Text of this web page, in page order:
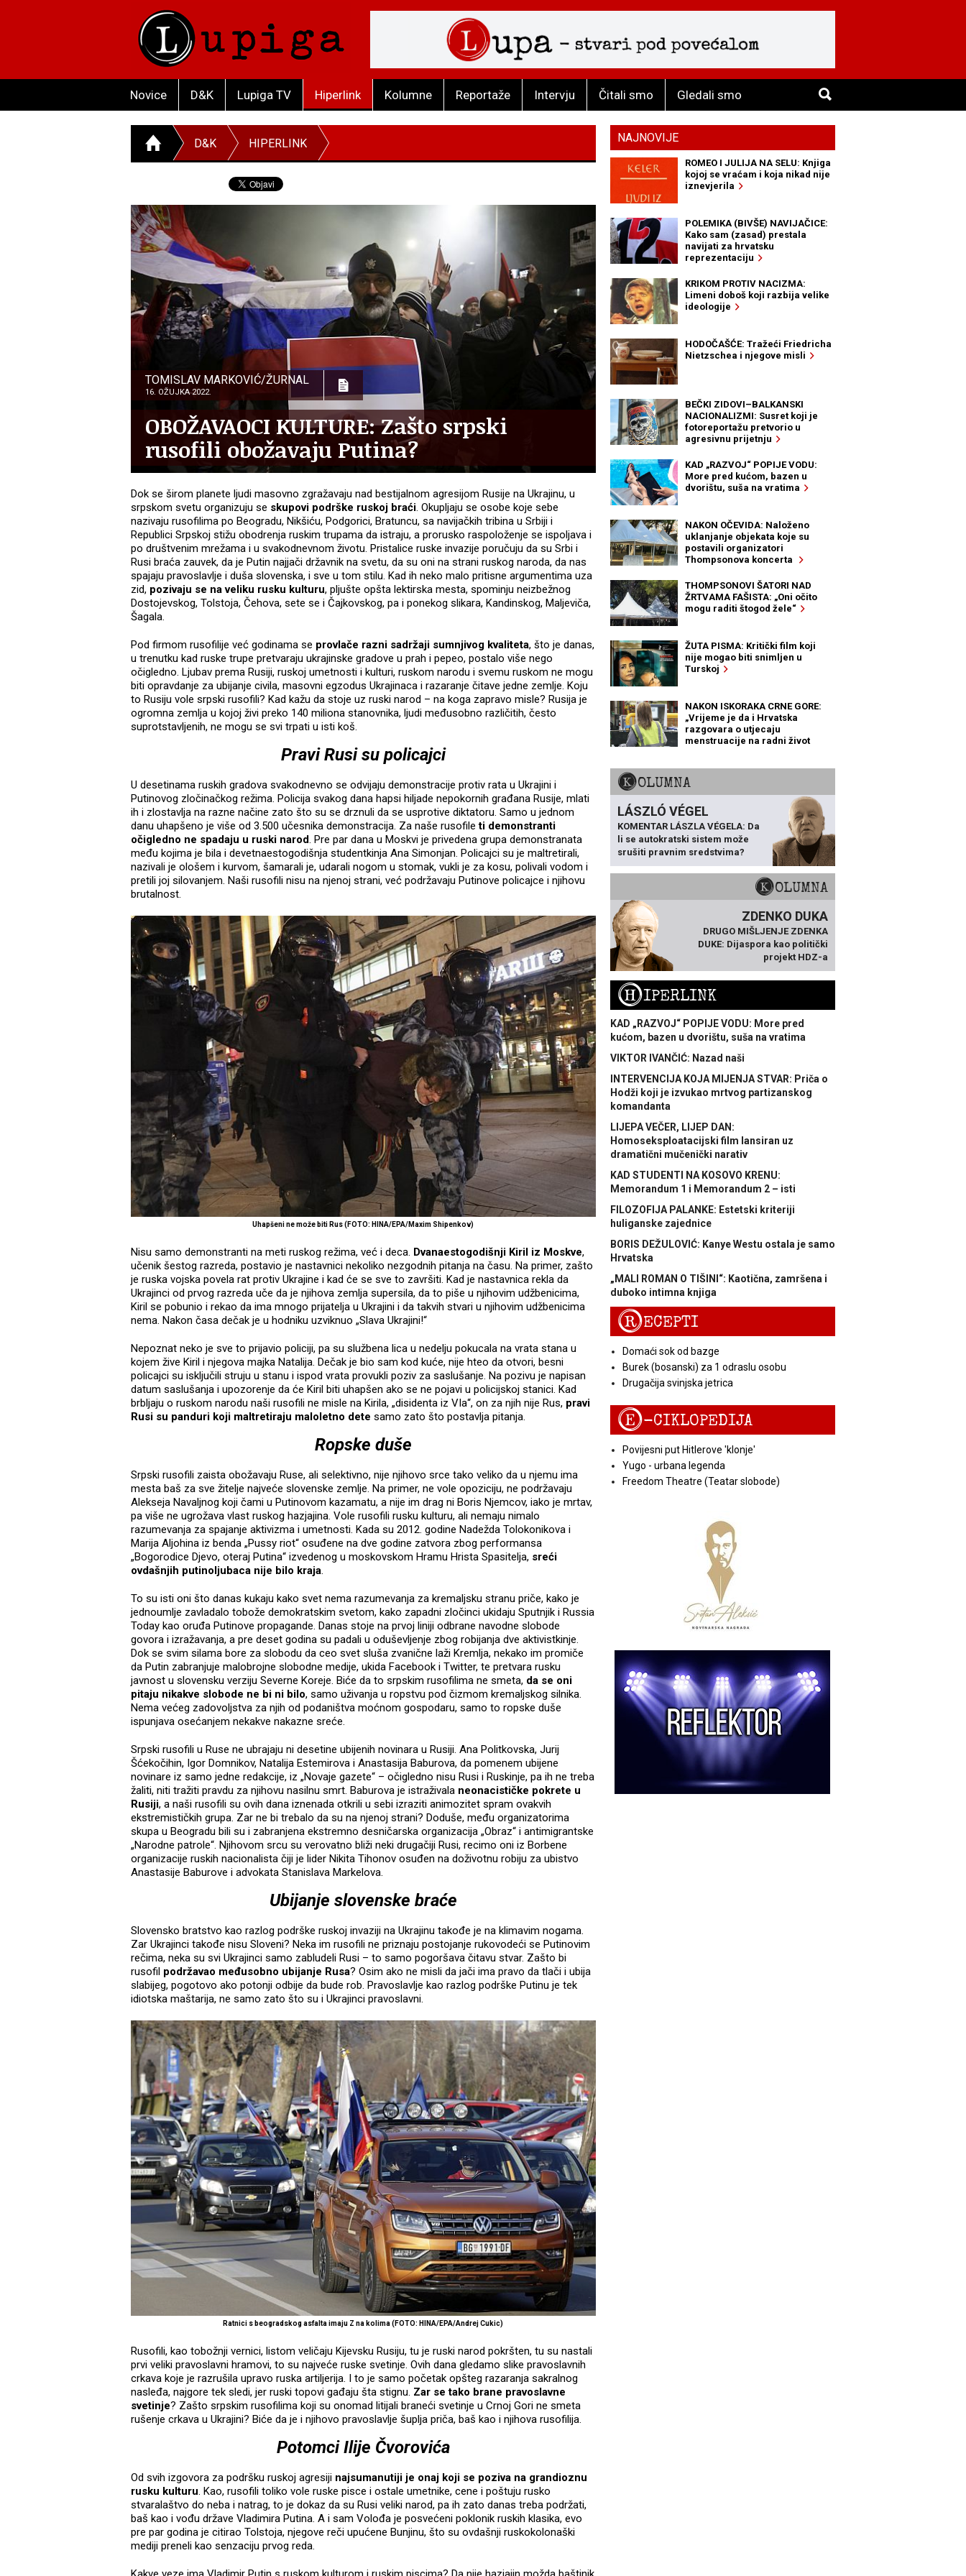
Novice D&K Lupiga TV Hiperlink Kolumne Reportaže Intervju Čitali smo Gledali smo
D&K HIPERLINK
TOMISLAV MARKOVIĆ/ŽURNAL
16. OŽUJKA 2022.
OBOŽAVAOCI KULTURE: Zašto srpski
rusofili obožavaju Putina?
Dok se širom planete ljudi masovno zgražavaju nad bestijalnom agresijom Rusije na Ukrajinu, u
srpskom svetu organizuju se skupovi podrške ruskoj braći. Okupljaju se osobe koje sebe
nazivaju rusofilima po Beogradu, Nikšiću, Podgorici, Bratuncu, sa navijačkih tribina u Srbiji i
Republici Srpskoj stižu obodrenja ruskim trupama da istraju, a prorusko raspoloženje se ispoljava i
po društvenim mrežama i u svakodnevnom životu. Pristalice ruske invazije poručuju da su Srbi i
Rusi braća zauvek, da je Putin najjači državnik na svetu, da su oni na strani ruskog naroda, da nas
spajaju pravoslavlje i duša slovenska, i sve u tom stilu. Kad ih neko malo pritisne argumentima uza
zid, pozivaju se na veliku rusku kulturu, pljušte opšta lektirska mesta, spominju neizbežnog
Dostojevskog, Tolstoja, Čehova, sete se i Čajkovskog, pa i ponekog slikara, Kandinskog, Maljeviča,
Šagala.
Pod firmom rusofilije već godinama se provlače razni sadržaji sumnjivog kvaliteta, što je danas,
u trenutku kad ruske trupe pretvaraju ukrajinske gradove u prah i pepeo, postalo više nego
očigledno. Ljubav prema Rusiji, ruskoj umetnosti i kulturi, ruskom narodu i svemu ruskom ne mogu
biti opravdanje za ubijanje civila, masovni egzodus Ukrajinaca i razaranje čitave jedne zemlje. Koju
to Rusiju vole srpski rusofili? Kad kažu da stoje uz ruski narod – na koga zapravo misle? Rusija je
ogromna zemlja u kojoj živi preko 140 miliona stanovnika, ljudi međusobno različitih, često
suprotstavljenih, ne mogu se svi trpati u isti koš.
Pravi Rusi su policajci
U desetinama ruskih gradova svakodnevno se odvijaju demonstracije protiv rata u Ukrajini i
Putinovog zločinačkog režima. Policija svakog dana hapsi hiljade nepokornih građana Rusije, mlati
ih i zlostavlja na razne načine zato što su se drznuli da se usprotive diktatoru. Samo u jednom
danu uhapšeno je više od 3.500 učesnika demonstracija. Za naše rusofile ti demonstranti
očigledno ne spadaju u ruski narod. Pre par dana u Moskvi je privedena grupa demonstranata
među kojima je bila i devetnaestogodišnja studentkinja Ana Simonjan. Policajci su je maltretirali,
nazivali je ološem i kurvom, šamarali je, udarali nogom u stomak, vukli je za kosu, polivali vodom i
pretili joj silovanjem. Naši rusofili nisu na njenoj strani, već podržavaju Putinove policajce i njihovu
brutalnost.
Uhapšeni ne može biti Rus (FOTO: HINA/EPA/Maxim Shipenkov)
Nisu samo demonstranti na meti ruskog režima, već i deca. Dvanaestogodišnji Kiril iz Moskve,
učenik šestog razreda, postavio je nastavnici nekoliko nezgodnih pitanja na času. Na primer, zašto
je ruska vojska povela rat protiv Ukrajine i kad će se sve to završiti. Kad je nastavnica rekla da
Ukrajinci od prvog razreda uče da je njihova zemlja supersila, da to piše u njihovim udžbenicima,
Kiril se pobunio i rekao da ima mnogo prijatelja u Ukrajini i da takvih stvari u njihovim udžbenicima
nema. Nakon časa dečak je u hodniku uzviknuo „Slava Ukrajini!“
Nepoznat neko je sve to prijavio policiji, pa su službena lica u nedelju pokucala na vrata stana u
kojem žive Kiril i njegova majka Natalija. Dečak je bio sam kod kuće, nije hteo da otvori, besni
policajci su isključili struju u stanu i ispod vrata provukli poziv za saslušanje. Na pozivu je napisan
datum saslušanja i upozorenje da će Kiril biti uhapšen ako se ne pojavi u policijskoj stanici. Kad
brbljaju o ruskom narodu naši rusofili ne misle na Kirila, „disidenta iz VIa“, on za njih nije Rus, pravi
Rusi su panduri koji maltretiraju maloletno dete samo zato što postavlja pitanja.
Ropske duše
Srpski rusofili zaista obožavaju Ruse, ali selektivno, nije njihovo srce tako veliko da u njemu ima
mesta baš za sve žitelje najveće slovenske zemlje. Na primer, ne vole opoziciju, ne podržavaju
Alekseja Navaljnog koji čami u Putinovom kazamatu, a nije im drag ni Boris Njemcov, iako je mrtav,
pa više ne ugrožava vlast ruskog hazjajina. Vole rusofili rusku kulturu, ali nemaju nimalo
razumevanja za spajanje aktivizma i umetnosti. Kada su 2012. godine Nadežda Tolokonikova i
Marija Aljohina iz benda „Pussy riot“ osuđene na dve godine zatvora zbog performansa
„Bogorodice Djevo, oteraj Putina“ izvedenog u moskovskom Hramu Hrista Spasitelja, sreći
ovdašnjih putinoljubaca nije bilo kraja.
To su isti oni što danas kukaju kako svet nema razumevanja za kremaljsku stranu priče, kako je
jednoumlje zavladalo tobože demokratskim svetom, kako zapadni zločinci ukidaju Sputnjik i Russia
Today kao oruđa Putinove propagande. Danas stoje na prvoj liniji odbrane navodne slobode
govora i izražavanja, a pre deset godina su padali u oduševljenje zbog robijanja dve aktivistkinje.
Dok se svim silama bore za slobodu da ceo svet sluša zvanične laži Kremlja, nekako im promiče
da Putin zabranjuje malobrojne slobodne medije, ukida Facebook i Twitter, te pretvara rusku
javnost u slovensku verziju Severne Koreje. Biće da to srpskim rusofilima ne smeta, da se oni
pitaju nikakve slobode ne bi ni bilo, samo uživanja u ropstvu pod čizmom kremaljskog silnika.
Nema većeg zadovoljstva za njih od podaništva moćnom gospodaru, samo to ropske duše
ispunjava osećanjem nekakve nakazne sreće.
Srpski rusofili u Ruse ne ubrajaju ni desetine ubijenih novinara u Rusiji. Ana Politkovska, Jurij
Šćekočihin, Igor Domnikov, Natalija Estemirova i Anastasija Baburova, da pomenem ubijene
novinare iz samo jedne redakcije, iz „Novaje gazete“ – očigledno nisu Rusi i Ruskinje, pa ih ne treba
žaliti, niti tražiti pravdu za njihovu nasilnu smrt. Baburova je istraživala neonacističke pokrete u
Rusiji, a naši rusofili su ovih dana iznenada otkrili u sebi izraziti animozitet spram ovakvih
ekstremističkih grupa. Zar ne bi trebalo da su na njenoj strani? Doduše, među organizatorima
skupa u Beogradu bili su i zabranjena ekstremno desničarska organizacija „Obraz“ i antimigrantske
„Narodne patrole“. Njihovom srcu su verovatno bliži neki drugačiji Rusi, recimo oni iz Borbene
organizacije ruskih nacionalista čiji je lider Nikita Tihonov osuđen na doživotnu robiju za ubistvo
Anastasije Baburove i advokata Stanislava Markelova.
Ubijanje slovenske braće
Slovensko bratstvo kao razlog podrške ruskoj invaziji na Ukrajinu takođe je na klimavim nogama.
Zar Ukrajinci takođe nisu Sloveni? Neka im rusofili ne priznaju postojanje rukovodeći se Putinovim
rečima, neka su svi Ukrajinci samo zabludeli Rusi – to samo pogoršava čitavu stvar. Zašto bi
rusofil podržavao međusobno ubijanje Rusa? Osim ako ne misli da jači ima pravo da tlači i ubija
slabijeg, pogotovo ako potonji odbije da bude rob. Pravoslavlje kao razlog podrške Putinu je tek
idiotska maštarija, ne samo zato što su i Ukrajinci pravoslavni.
Ratnici s beogradskog asfalta imaju Z na kolima (FOTO: HINA/EPA/Andrej Cukic)
Rusofili, kao tobožnji vernici, listom veličaju Kijevsku Rusiju, tu je ruski narod pokršten, tu su nastali
prvi veliki pravoslavni hramovi, to su najveće ruske svetinje. Ovih dana gledamo slike pravoslavnih
crkava koje je razrušila upravo ruska artiljerija. I to je samo početak opšteg razaranja sakralnog
nasleđa, najgore tek sledi, jer ruski topovi gađaju šta stignu. Zar se tako brane pravoslavne
svetinje? Zašto srpskim rusofilima koji su onomad litijali braneći svetinje u Crnoj Gori ne smeta
rušenje crkava u Ukrajini? Biće da je i njihovo pravoslavlje šuplja priča, baš kao i njihova rusofilija.
Potomci Ilije Čvorovića
Od svih izgovora za podršku ruskoj agresiji najsumanutiji je onaj koji se poziva na grandioznu
rusku kulturu. Kao, rusofili toliko vole ruske pisce i ostale umetnike, cene i poštuju rusko
stvaralaštvo do neba i natrag, to je dokaz da su Rusi veliki narod, pa ih zato danas treba podržati,
baš kao i vođu države Vladimira Putina. A i sam Volođa je posvećeni poklonik ruskih klasika, evo
pre par godina je citirao Tolstoja, njegove reči upućene Bunjinu, što su ovdašnji ruskokolonaški
mediji preneli kao senzaciju prvog reda.
NAJNOVIJE
ROMEO I JULIJA NA SELU: Knjiga
kojoj se vraćam i koja nikad nije
iznevjerila
POLEMIKA (BIVŠE) NAVIJAČICE:
Kako sam (zasad) prestala
navijati za hrvatsku
reprezentaciju
KRIKOM PROTIV NACIZMA:
Limeni doboš koji razbija velike
ideologije
HODOČAŠĆE: Tražeći Friedricha
Nietzschea i njegove misli
BEČKI ZIDOVI–BALKANSKI
NACIONALIZMI: Susret koji je
fotoreportažu pretvorio u
agresivnu prijetnju
KAD „RAZVOJ“ POPIJE VODU:
More pred kućom, bazen u
dvorištu, suša na vratima
NAKON OČEVIDA: Naloženo
uklanjanje objekata koje su
postavili organizatori
Thompsonova koncerta
THOMPSONOVI ŠATORI NAD
ŽRTVAMA FAŠISTA: „Oni očito
mogu raditi štogod žele“
ŽUTA PISMA: Kritički film koji
nije mogao biti snimljen u
Turskoj
NAKON ISKORAKA CRNE GORE:
„Vrijeme je da i Hrvatska
razgovara o utjecaju
menstruacije na radni život
KOLUMNA
LÁSZLÓ VÉGEL
KOMENTAR LÁSZLA VÉGELA: Da
li se autokratski sistem može
srušiti pravnim sredstvima?
KOLUMNA
ZDENKO DUKA
DRUGO MIŠLJENJE ZDENKA
DUKE: Dijaspora kao politički
projekt HDZ-a
HIPERLINK
KAD „RAZVOJ“ POPIJE VODU: More pred
kućom, bazen u dvorištu, suša na vratima
VIKTOR IVANČIĆ: Nazad naši
INTERVENCIJA KOJA MIJENJA STVAR: Priča o
Hodži koji je izvukao mrtvog partizanskog
komandanta
LIJEPA VEČER, LIJEP DAN:
Homoseksploatacijski film lansiran uz
dramatični mučenički narativ
KAD STUDENTI NA KOSOVO KRENU:
Memorandum 1 i Memorandum 2 – isti
FILOZOFIJA PALANKE: Estetski kriteriji
huliganske zajednice
BORIS DEŽULOVIĆ: Kanye Westu ostala je samo
Hrvatska
„MALI ROMAN O TIŠINI“: Kaotična, zamršena i
duboko intimna knjiga
RECEPTI
Domaći sok od bazge
Burek (bosanski) za 1 odraslu osobu
Drugačija svinjska jetrica
E-CIKLOPEDIJA
Povijesni put Hitlerove 'klonje'
Yugo - urbana legenda
Freedom Theatre (Teatar slobode)